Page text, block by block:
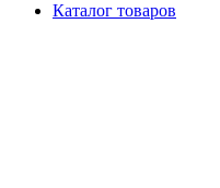
Каталог товаров